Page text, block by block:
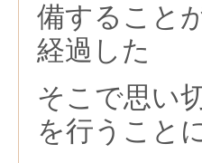
備すること
経過した
そこで思い
を行うこと